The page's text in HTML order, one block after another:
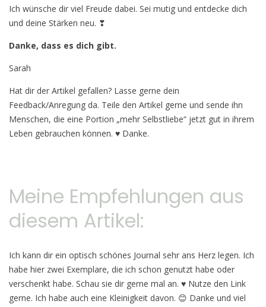
Ich wünsche dir viel Freude dabei. Sei mutig und entdecke dich
und deine Stärken neu. ❣
Danke, dass es dich gibt.
Sarah
Hat dir der Artikel gefallen? Lasse gerne dein
Feedback/Anregung da. Teile den Artikel gerne und sende ihn
Menschen, die eine Portion „mehr Selbstliebe“ jetzt gut in ihrem
Leben gebrauchen können. ♥ Danke.
Meine Empfehlungen aus
diesem Artikel:
Ich kann dir ein optisch schönes Journal sehr ans Herz legen. Ich
habe hier zwei Exemplare, die ich schon genutzt habe oder
verschenkt habe. Schau sie dir gerne mal an. ♥ Nutze den Link
gerne. Ich habe auch eine Kleinigkeit davon. 😊 Danke und viel